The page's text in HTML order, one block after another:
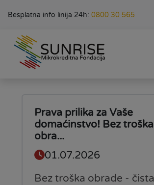
Besplatna info linija 24h: 0800 30 565
Prava prilika za Vaše
domaćinstvo! Bez troška
obra...
01.07.2026
Bez troška obrade - čista